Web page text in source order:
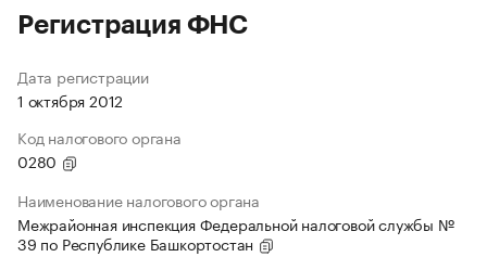
Регистрация ФНС
Дата регистрации
1 октября 2012
Код налогового органа
0280
Наименование налогового органа
Межрайонная инспекция Федеральной налоговой службы №
39 по Республике Башкортостан